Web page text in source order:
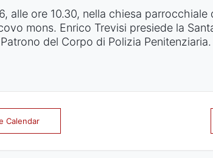
alle ore 10.30, nella chiesa parrocchiale
mons. Enrico Trevisi presiede la
del Corpo di Polizia Penitenziaria.
Calendar